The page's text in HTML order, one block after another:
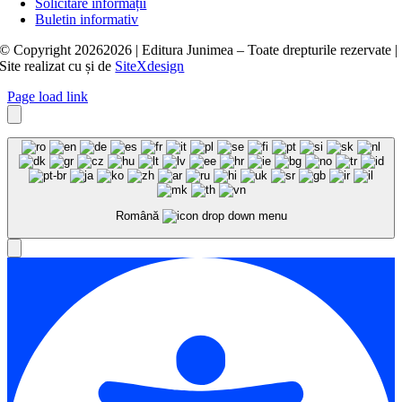
Solicitare informații
Buletin informativ
© Copyright 20262026 | Editura Junimea – Toate drepturile rezervate |
Site realizat cușide SiteXdesign
Page load link
Română